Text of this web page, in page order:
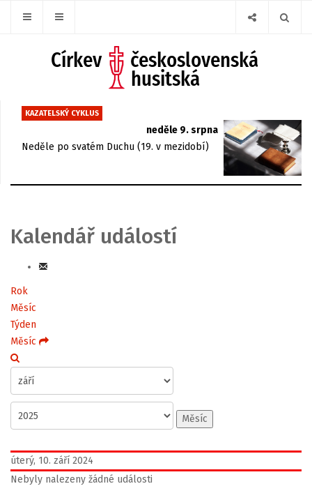
KAZATELSKÝ CYKLUS
neděle 9. srpna
Neděle po svatém Duchu (19. v mezidobí)
Kalendář událostí
Rok
Měsíc
Týden
Měsíc
Měsíc
úterý, 10. září 2024
Nebyly nalezeny žádné události